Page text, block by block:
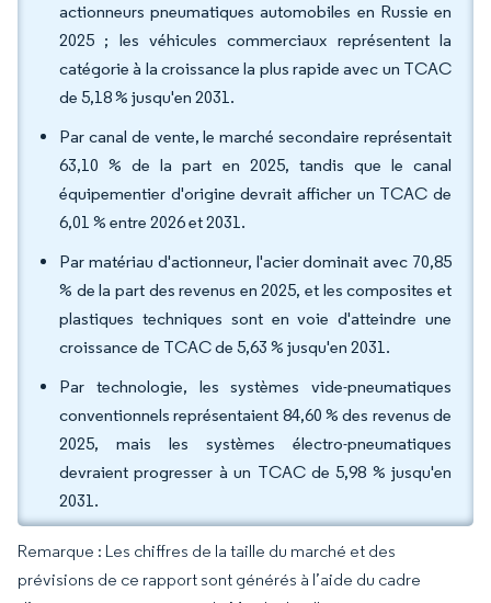
actionneurs pneumatiques automobiles en Russie en
2025 ; les véhicules commerciaux représentent la
catégorie à la croissance la plus rapide avec un TCAC
de 5,18 % jusqu'en 2031.
Par canal de vente, le marché secondaire représentait
63,10 % de la part en 2025, tandis que le canal
équipementier d'origine devrait afficher un TCAC de
6,01 % entre 2026 et 2031.
Par matériau d'actionneur, l'acier dominait avec 70,85
% de la part des revenus en 2025, et les composites et
plastiques techniques sont en voie d'atteindre une
croissance de TCAC de 5,63 % jusqu'en 2031.
Par technologie, les systèmes vide-pneumatiques
conventionnels représentaient 84,60 % des revenus de
2025, mais les systèmes électro-pneumatiques
devraient progresser à un TCAC de 5,98 % jusqu'en
2031.
Remarque : Les chiffres de la taille du marché et des
prévisions de ce rapport sont générés à l’aide du cadre